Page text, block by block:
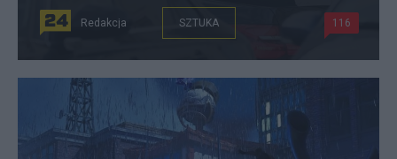
Redakcja SZTUKA 116